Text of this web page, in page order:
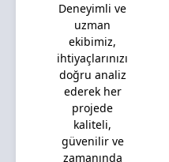
Deneyimli ve
uzman
ekibimiz,
ihtiyaçlarınızı
doğru analiz
ederek her
projede
kaliteli,
güvenilir ve
zamanında